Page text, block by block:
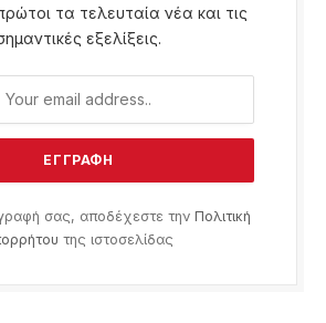
τα τελευταία νέα και τις
εξελίξεις.
σας, αποδέχεστε την Πολιτική
της ιστοσελίδας